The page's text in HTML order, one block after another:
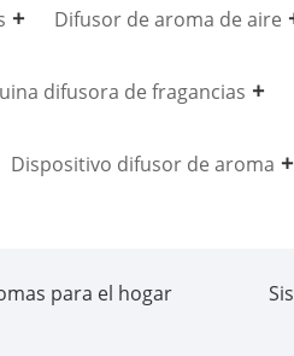
Difusor de aroma de aire
difusora de fragancias
Dispositivo difusor de aroma
para el hogar